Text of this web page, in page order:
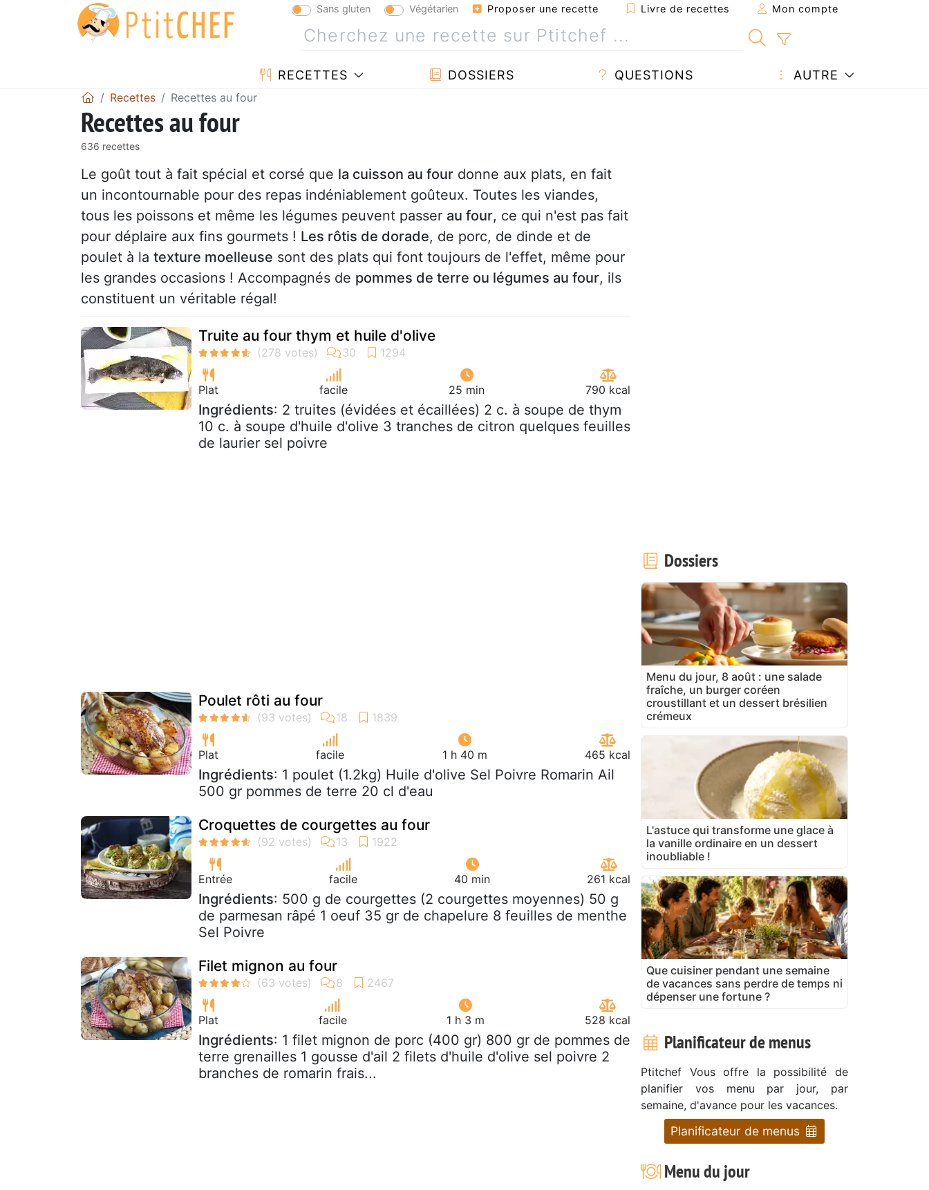
Sans gluten Végétarien Proposer une recette Livre de recettes Mon compte
RECETTES DOSSIERS QUESTIONS AUTRE
Recettes Recettes au four
Recettes au four
636 recettes
Le goût tout à fait spécial et corsé que la cuisson au four donne aux plats, en fait
un incontournable pour des repas indéniablement goûteux. Toutes les viandes,
tous les poissons et même les légumes peuvent passer au four, ce qui n'est pas fait
pour déplaire aux fins gourmets ! Les rôtis de dorade, de porc, de dinde et de
poulet à la texture moelleuse sont des plats qui font toujours de l'effet, même pour
les grandes occasions ! Accompagnés de pommes de terre ou légumes au four, ils
constituent un véritable régal!
Truite au four thym et huile d'olive
Plat facile 25 min 790 kcal
Ingrédients: 2 truites (évidées et écaillées) 2 c. à soupe de thym
10 c. à soupe d'huile d'olive 3 tranches de citron quelques feuilles
de laurier sel poivre
Poulet rôti au four
Plat facile 1 h 40 m 465 kcal
Ingrédients: 1 poulet (1.2kg) Huile d'olive Sel Poivre Romarin Ail
500 gr pommes de terre 20 cl d'eau
Croquettes de courgettes au four
Entrée facile 40 min 261 kcal
Ingrédients: 500 g de courgettes (2 courgettes moyennes) 50 g
de parmesan râpé 1 oeuf 35 gr de chapelure 8 feuilles de menthe
Sel Poivre
Filet mignon au four
Plat facile 1 h 3 m 528 kcal
Ingrédients: 1 filet mignon de porc (400 gr) 800 gr de pommes de
terre grenailles 1 gousse d'ail 2 filets d'huile d'olive sel poivre 2
branches de romarin frais...
Dossiers
Menu du jour, 8 août : une salade
fraîche, un burger coréen
croustillant et un dessert brésilien
crémeux
L'astuce qui transforme une glace à
la vanille ordinaire en un dessert
inoubliable !
Que cuisiner pendant une semaine
de vacances sans perdre de temps ni
dépenser une fortune ?
Planificateur de menus
Ptitchef Vous offre la possibilité de
planifier vos menu par jour, par
semaine, d'avance pour les vacances.
Planificateur de menus
Menu du jour